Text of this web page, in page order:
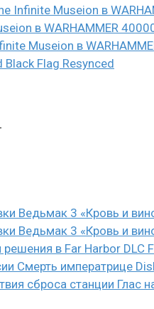
Infinite Museion в
в WARHAMMER
Museion в
Black Flag Resynced
Ведьмак 3 «Кровь и
Ведьмак 3 «Кровь и
решения в Far Harbor DLC
Смерть императрице
сброса станции Глас